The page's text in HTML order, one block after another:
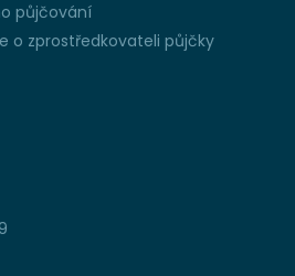
půjčování
o zprostředkovateli půjčky